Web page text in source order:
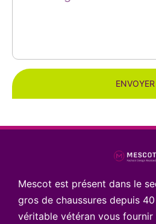
ENVOYER
Mescot est présent dans le
gros de chaussures depuis
véritable vétéran vous fournir